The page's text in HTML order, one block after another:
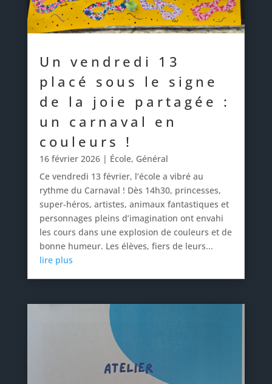
Un vendredi 13
placé sous le signe
de la joie partagée :
un carnaval en
couleurs !
16 février 2026| École, Général
Ce vendredi 13 février, l’école a vibré au
rythme du Carnaval ! Dès 14h30, princesses,
super-héros, artistes, animaux fantastiques et
personnages pleins d’imagination ont envahi
les cours dans une explosion de couleurs et de
bonne humeur. Les élèves, fiers de leurs...
lire plus